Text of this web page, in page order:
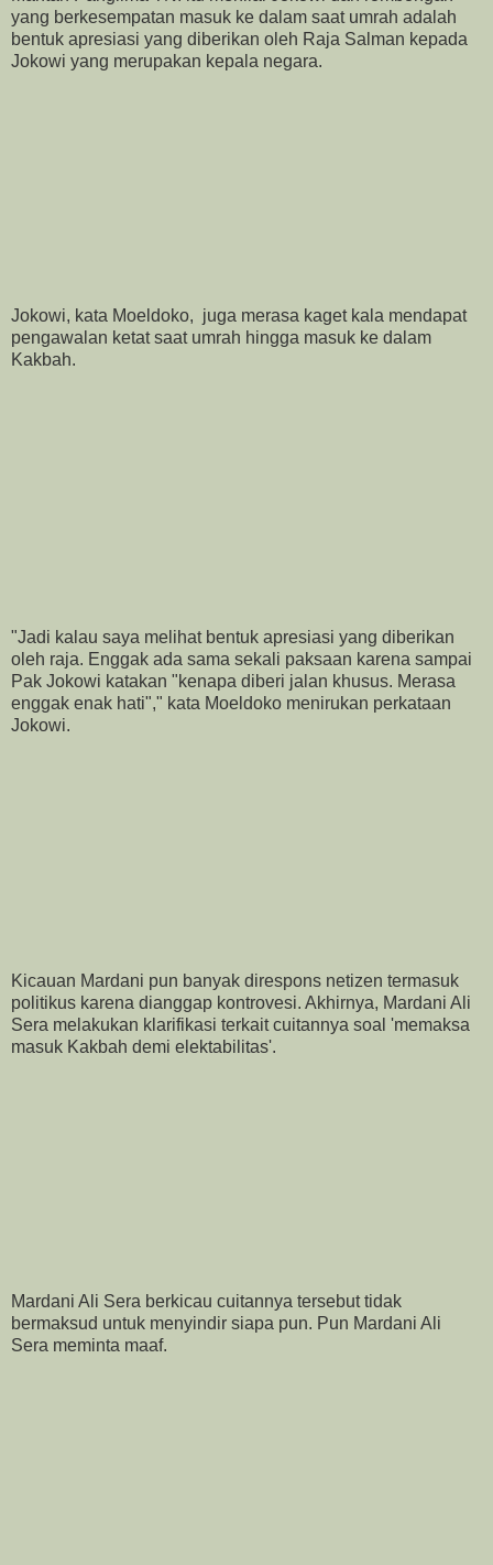
yang berkesempatan masuk ke dalam saat umrah adalah
bentuk apresiasi yang diberikan oleh Raja Salman kepada
Jokowi yang merupakan kepala negara.
Jokowi, kata Moeldoko, juga merasa kaget kala mendapat
pengawalan ketat saat umrah hingga masuk ke dalam
Kakbah.
"Jadi kalau saya melihat bentuk apresiasi yang diberikan
oleh raja. Enggak ada sama sekali paksaan karena sampai
Pak Jokowi katakan "kenapa diberi jalan khusus. Merasa
enggak enak hati"," kata Moeldoko menirukan perkataan
Jokowi.
Kicauan Mardani pun banyak direspons netizen termasuk
politikus karena dianggap kontrovesi. Akhirnya, Mardani Ali
Sera melakukan klarifikasi terkait cuitannya soal 'memaksa
masuk Kakbah demi elektabilitas'.
Mardani Ali Sera berkicau cuitannya tersebut tidak
bermaksud untuk menyindir siapa pun. Pun Mardani Ali
Sera meminta maaf.